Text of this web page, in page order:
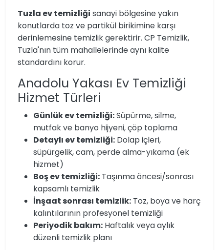
Tuzla ev temizliği sanayi bölgesine yakın
konutlarda toz ve partikül birikimine karşı
derinlemesine temizlik gerektirir. CP Temizlik,
Tuzla'nın tüm mahallelerinde aynı kalite
standardını korur.
Anadolu Yakası Ev Temizliği
Hizmet Türleri
Günlük ev temizliği:Süpürme, silme,
mutfak ve banyo hijyeni, çöp toplama
Detaylı ev temizliği: Dolap içleri,
süpürgelik, cam, perde alma-yıkama (ek
hizmet)
Boş ev temizliği: Taşınma öncesi/sonrası
kapsamlı temizlik
İnşaat sonrası temizlik: Toz, boya ve harç
kalıntılarının profesyonel temizliği
Periyodik bakım: Haftalık veya aylık
düzenli temizlik planı